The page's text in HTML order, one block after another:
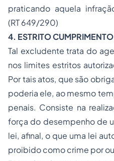
praticando aquela
(RT 649/290)
4. ESTRITO
Tal excludente trata do
nos limites estritos
Por tais atos, que são
poderia ele, ao mesmo
penais. Consiste na
força do desempenho de
lei, afinal, o que uma lei
proibido como crime por